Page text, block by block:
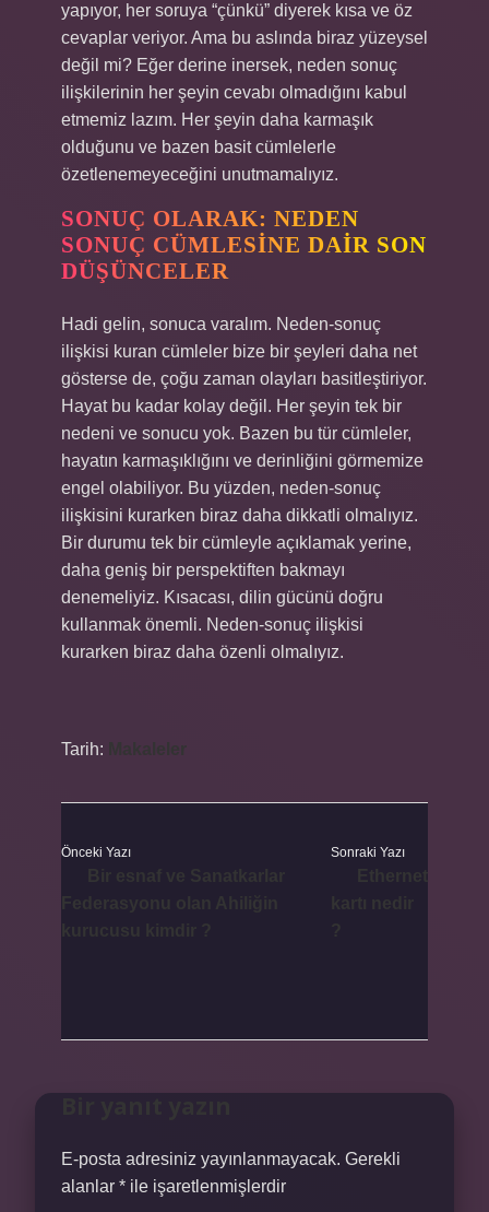
yapıyor, her soruya “çünkü” diyerek kısa ve öz
cevaplar veriyor. Ama bu aslında biraz yüzeysel
değil mi? Eğer derine inersek, neden sonuç
ilişkilerinin her şeyin cevabı olmadığını kabul
etmemiz lazım. Her şeyin daha karmaşık
olduğunu ve bazen basit cümlelerle
özetlenemeyeceğini unutmamalıyız.
SONUÇ OLARAK: NEDEN
SONUÇ CÜMLESINE DAIR SON
DÜŞÜNCELER
Hadi gelin, sonuca varalım. Neden-sonuç
ilişkisi kuran cümleler bize bir şeyleri daha net
gösterse de, çoğu zaman olayları basitleştiriyor.
Hayat bu kadar kolay değil. Her şeyin tek bir
nedeni ve sonucu yok. Bazen bu tür cümleler,
hayatın karmaşıklığını ve derinliğini görmemize
engel olabiliyor. Bu yüzden, neden-sonuç
ilişkisini kurarken biraz daha dikkatli olmalıyız.
Bir durumu tek bir cümleyle açıklamak yerine,
daha geniş bir perspektiften bakmayı
denemeliyiz. Kısacası, dilin gücünü doğru
kullanmak önemli. Neden-sonuç ilişkisi
kurarken biraz daha özenli olmalıyız.
Tarih:
Önceki Yazı Sonraki Yazı
E-posta adresiniz yayınlanmayacak. Gerekli
alanlar * ile işaretlenmişlerdir